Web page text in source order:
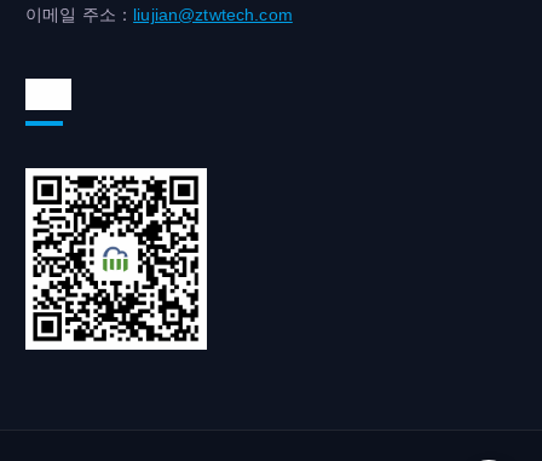
이메일 주소： liujian@ztwtech.com